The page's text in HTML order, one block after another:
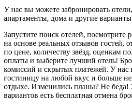
У нас вы можете забронировать
апартаменты, дома и другие
Запустите поиск отелей, посмотрите
на основе реальных отзывов гостей,
по цене, количеству звёзд, оценкам
оплаты и выберите лучший отель!
комиссий и скрытых платежей. У нас
гостиницу на любой вкус и больше не
отдыхе. Изменились планы? Не беда!
вариантов есть бесплатная отмена